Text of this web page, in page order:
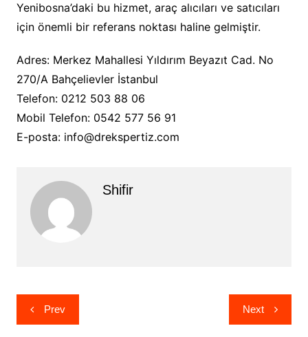
Yenibosna’daki bu hizmet, araç alıcıları ve satıcıları
için önemli bir referans noktası haline gelmiştir.
Adres: Merkez Mahallesi Yıldırım Beyazıt Cad. No
270/A Bahçelievler İstanbul
Telefon: 0212 503 88 06
Mobil Telefon: 0542 577 56 91
E-posta: info@drekspertiz.com
Shifir
Yazı
gezinmesi
Prev Next